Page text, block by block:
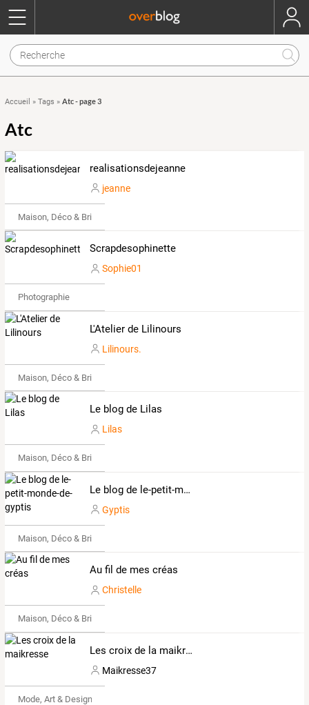
Accueil » Tags » Atc - page 3
Atc
realisationsdejeanne
jeanne
Maison, Déco & Bricolage
Scrapdesophinette
Sophie01
Photographie
L'Atelier de Lilinours
Lilinours.
Maison, Déco & Bricolage
Le blog de Lilas
Lilas
Maison, Déco & Bricolage
Le blog de le-petit-monde-de-gyptis
Gyptis
Maison, Déco & Bricolage
Au fil de mes créas
Christelle
Maison, Déco & Bricolage
Les croix de la maikresse
Maikresse37
Mode, Art & Design